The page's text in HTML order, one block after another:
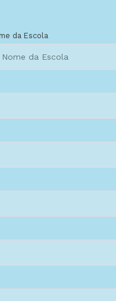
da Escola